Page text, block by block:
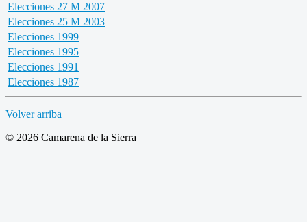
Elecciones 27 M 2007
Elecciones 25 M 2003
Elecciones 1999
Elecciones 1995
Elecciones 1991
Elecciones 1987
Volver arriba
© 2026 Camarena de la Sierra